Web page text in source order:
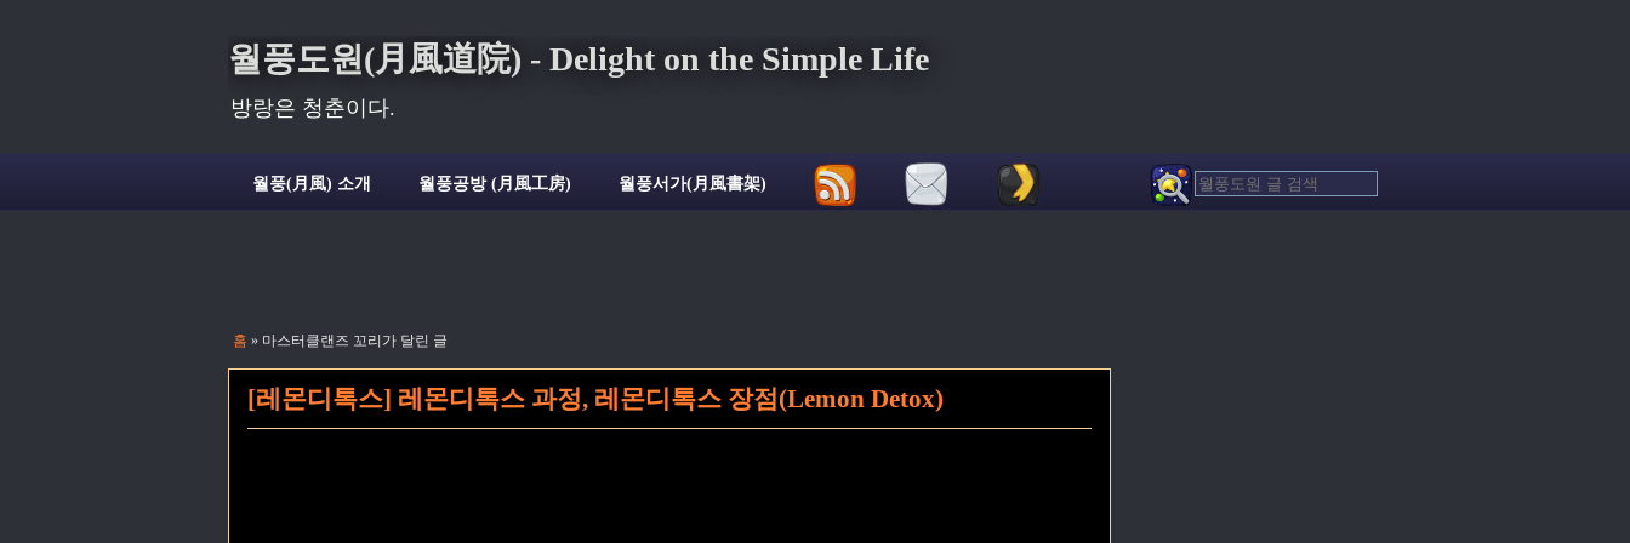
월풍도원(月風道院) - Delight on the Simple Life
방랑은 청춘이다.
월풍(月風) 소개 월풍공방 (月風工房) 월풍서가(月風書架)
홈 » 마스터클랜즈 꼬리가 달린 글
[레몬디톡스] 레몬디톡스 과정, 레몬디톡스 장점(Lemon Detox)